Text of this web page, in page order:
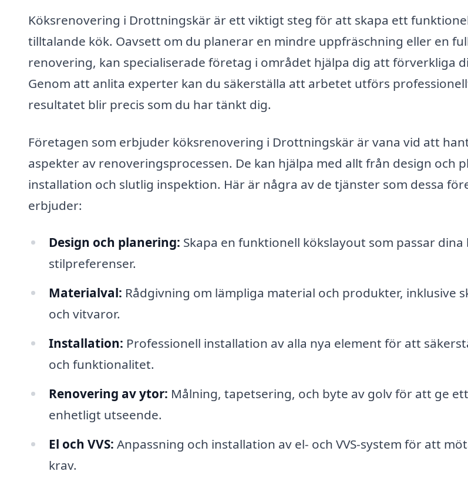
Köksrenovering i Drottningskär är ett viktigt steg för att skapa ett
tilltalande kök. Oavsett om du planerar en mindre uppfräschning eller en
renovering, kan specialiserade företag i området hjälpa dig att förverkliga
Genom att anlita experter kan du säkerställa att arbetet utförs
resultatet blir precis som du har tänkt dig.
Företagen som erbjuder köksrenovering i Drottningskär är vana vid att
aspekter av renoveringsprocessen. De kan hjälpa med allt från design och
installation och slutlig inspektion. Här är några av de tjänster som dessa
erbjuder:
Design och planering: Skapa en funktionell kökslayout som passar dina
stilpreferenser.
Materialval: Rådgivning om lämpliga material och produkter, inklusive
och vitvaror.
Installation: Professionell installation av alla nya element för att
och funktionalitet.
Renovering av ytor: Målning, tapetsering, och byte av golv för att ge
enhetligt utseende.
El och VVS: Anpassning och installation av el- och VVS-system för att
krav.